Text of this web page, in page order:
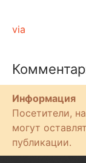
via
Информация
Посетители,
могут
публикации.